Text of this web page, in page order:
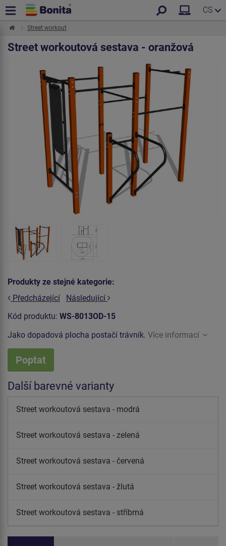
CS
Street workout
Street workoutová sestava - oranžová
Produkty ze stejné kategorie:
Předcházející
Následující
Kód produktu: WS-8013OD-15
Jako dopadová plocha postačí trávník. Více informací
Poptat
Další barevné varianty
Street workoutová sestava - modrá
Street workoutová sestava - zelená
Street workoutová sestava - červená
Street workoutová sestava - žlutá
Street workoutová sestava - stříbrná